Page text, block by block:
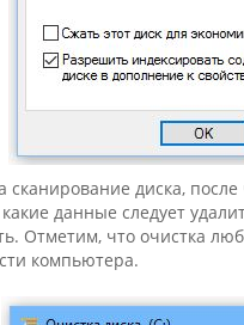
сканирование диска,
данные следует
Отметим, что очистка
компьютера.